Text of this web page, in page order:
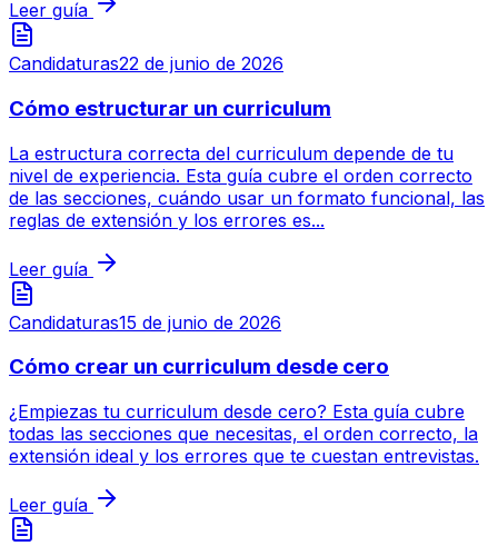
Leer guía
Candidaturas22 de junio de 2026
Cómo estructurar un curriculum
La estructura correcta del curriculum depende de tu
nivel de experiencia. Esta guía cubre el orden correcto
de las secciones, cuándo usar un formato funcional, las
reglas de extensión y los errores es...
Leer guía
Candidaturas15 de junio de 2026
Cómo crear un curriculum desde cero
¿Empiezas tu curriculum desde cero? Esta guía cubre
todas las secciones que necesitas, el orden correcto, la
extensión ideal y los errores que te cuestan entrevistas.
Leer guía